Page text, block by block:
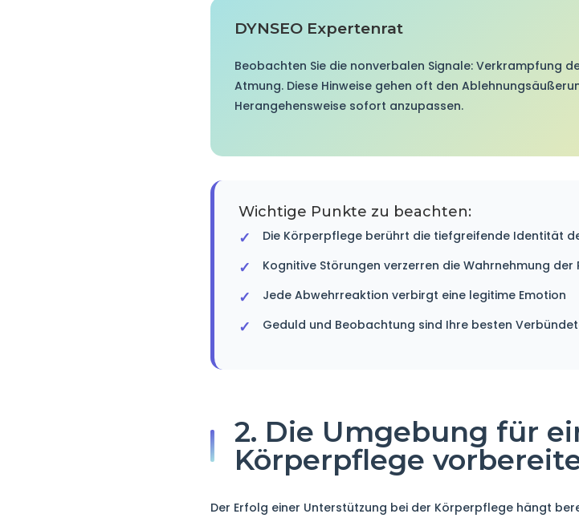
DYNSEO Expertenrat
Beobachten Sie die nonverbalen Signale: Verkrampfung
Atmung. Diese Hinweise gehen oft den
Herangehensweise sofort anzupassen.
Wichtige Punkte zu beachten:
Die Körperpflege berührt die tiefgreifende Identität
Kognitive Störungen verzerren die Wahrnehmung der
Jede Abwehrreaktion verbirgt eine legitime Emotion
Geduld und Beobachtung sind Ihre besten
2. Die Umgebung für
Körperpflege
Der Erfolg einer Unterstützung bei der Körperpflege hängt